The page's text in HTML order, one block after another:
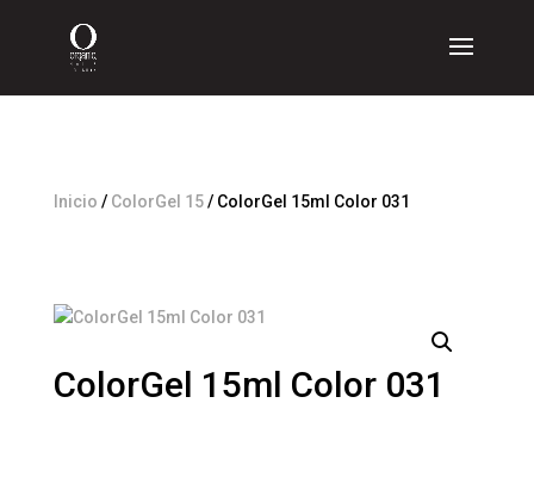
Inicio / ColorGel 15/ ColorGel 15ml Color 031
ColorGel 15ml Color 031